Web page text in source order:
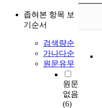
좁혀본 항목 보
기순서
검색량순
가나다순
원문유무
원문
없음
(6)